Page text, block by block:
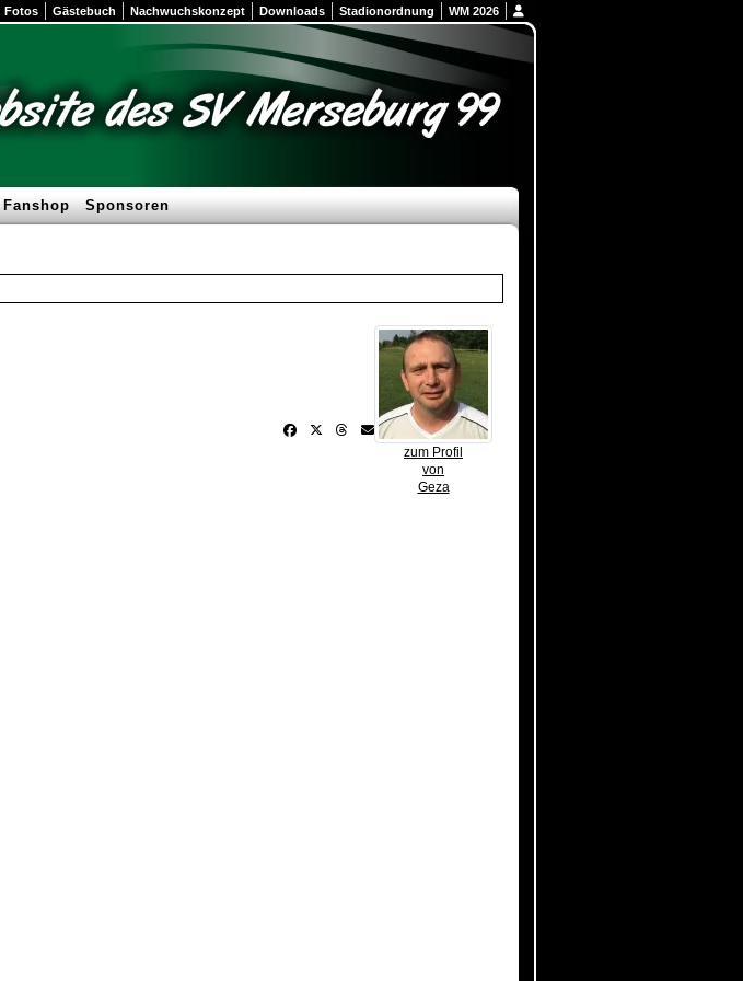
Fotos Gästebuch Nachwuchskonzept Downloads Stadionordnung WM 2026
Fanshop Sponsoren
zum Profil
von
Geza